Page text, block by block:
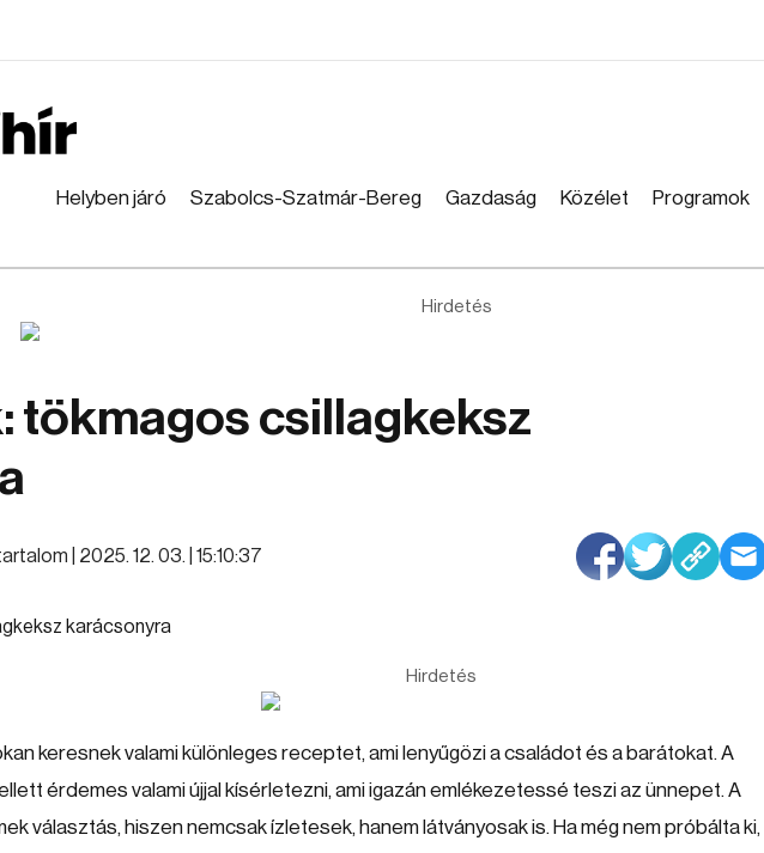
Helyben járó Szabolcs-Szatmár-Bereg Gazdaság Közélet Programok
Hirdetés
tökmagos csillagkeksz
| 2025. 12. 03. | 15:10:37
Hirdetés
keresnek valami különleges receptet, ami lenyűgözi a családot és a barátokat. A
érdemes valami újjal kísérletezni, ami igazán emlékezetessé teszi az ünnepet. A
választás, hiszen nemcsak ízletesek, hanem látványosak is. Ha még nem próbálta ki,